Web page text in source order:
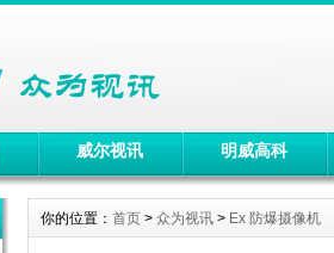
威尔视讯 明威高科
你的位置： 首页 > 众为视讯 > Ex 防爆摄像机